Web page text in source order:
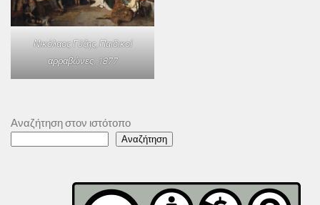
Νικόλαος Γύζης,Παιδικοί
αρραβώνες, 1877
Αναζήτηση στον ιστότοπο
Αναζήτηση